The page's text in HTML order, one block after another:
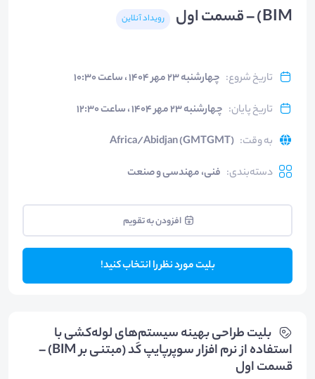
BIM) – قسمت اول
رویداد آنلاین
تاریخ شروع: چهارشنبه ۲۳ مهر ۱۴۰۴ ، ساعت ۱۰:۳۰
تاریخ پایان: چهارشنبه ۲۳ مهر ۱۴۰۴ ، ساعت ۱۲:۳۰
به وقت:
Africa/Abidjan (GMTGMT)
دسته‌بندی: فنی، مهندسی و صنعت
افزودن به تقویم
بلیت مورد نظر را انتخاب کنید!
بلیت‌ طراحی بهینه سیستم‌های لوله‌کشی با
استفاده از نرم افزار سوپرپایپ کَد (مبتنی بر BIM) –
قسمت اول